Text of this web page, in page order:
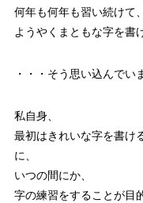
何年も何年も習い続けて、
ようやくまともな字を書
・・・そう思い込んでい
私自身、
最初はきれいな字を書け
に、
いつの間にか、
字の練習をすることが目